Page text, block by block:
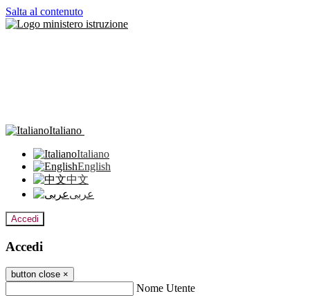
Salta al contenuto
Italiano
Italiano
English
中文
عربى
Accedi
Accedi
button close ×
Nome Utente